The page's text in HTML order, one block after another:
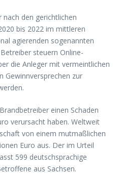
nach den gerichtlichen
bis 2022 im mittleren
agierenden sogenannten
steuern Online-
die Anleger mit vermeintlichen
Gewinnversprechen zur
einen Schaden
verursacht haben. Weltweit
von einem mutmaßlichen
Euro aus. Der im Urteil
599 deutschsprachige
aus Sachsen.